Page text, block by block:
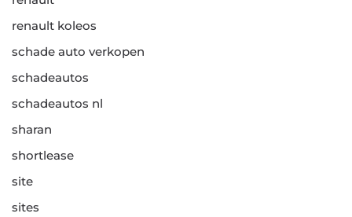
renault koleos
schade auto verkopen
schadeautos
schadeautos nl
sharan
shortlease
site
sites